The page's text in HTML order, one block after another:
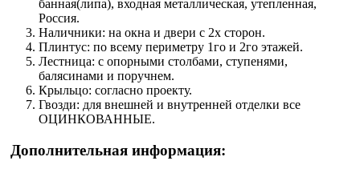
банная(липа), входная металлическая, утепленная,
Россия.
Наличники: на окна и двери с 2х сторон.
Плинтус: по всему периметру 1го и 2го этажей.
Лестница: с опорными столбами, ступенями,
балясинами и поручнем.
Крыльцо: согласно проекту.
Гвозди: для внешней и внутренней отделки все
ОЦИНКОВАННЫЕ.
Дополнительная информация: